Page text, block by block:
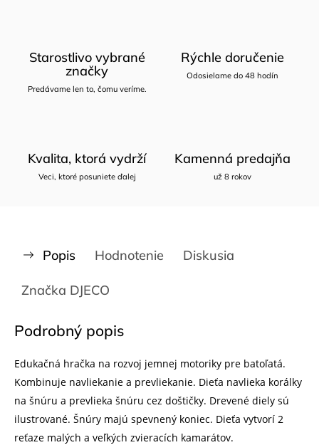
Starostlivo vybrané
značky
Predávame len to, čomu veríme.
Rýchle doručenie
Odosielame do 48 hodín
Kvalita, ktorá vydrží
Veci, ktoré posuniete ďalej
Kamenná predajňa
už 8 rokov
Popis Hodnotenie Diskusia
Značka DJECO
Podrobný popis
Edukačná hračka na rozvoj jemnej motoriky pre batoľatá.
Kombinuje navliekanie a prevliekanie. Dieťa navlieka korálky
na šnúru a prevlieka šnúru cez doštičky. Drevené diely sú
ilustrované. Šnúry majú spevnený koniec. Dieťa vytvorí 2
reťaze malých a veľkých zvieracích kamarátov.